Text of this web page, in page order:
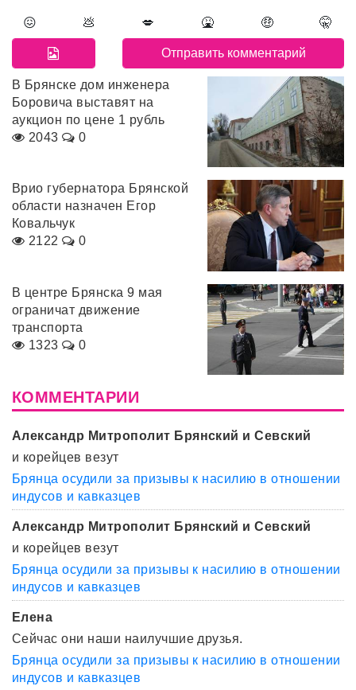
😖 💩 💋 🤮 🤑 🤫
В Брянске дом инженера
Боровича выставят на
аукцион по цене 1 рубль
2043
0
Врио губернатора Брянской
области назначен Егор
Ковальчук
2122
0
В центре Брянска 9 мая
ограничат движение
транспорта
1323
0
КОММЕНТАРИИ
Александр Митрополит Брянский и Севский
и корейцев везут
Брянца осудили за призывы к насилию в отношении
индусов и кавказцев
Александр Митрополит Брянский и Севский
и корейцев везут
Брянца осудили за призывы к насилию в отношении
индусов и кавказцев
Елена
Сейчас они наши наилучшие друзья.
Брянца осудили за призывы к насилию в отношении
индусов и кавказцев